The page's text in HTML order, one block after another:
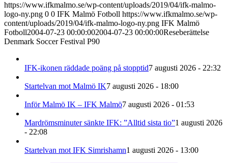
https://www.ifkmalmo.se/wp-content/uploads/2019/04/ifk-malmo-
logo-ny.png 0 0 IFK Malmö Fotboll https://www.ifkmalmo.se/wp-
content/uploads/2019/04/ifk-malmo-logo-ny.png IFK Malmö
Fotboll2004-07-23 00:00:002004-07-23 00:00:00Reseberättelse
Denmark Soccer Festival P90
IFK-ikonen räddade poäng på stopptid7 augusti 2026 - 22:32
Startelvan mot Malmö IK7 augusti 2026 - 18:00
Inför Malmö IK – IFK Malmö7 augusti 2026 - 01:53
Mardrömsminuter sänkte IFK: ”Alltid sista tio”1 augusti 2026
- 22:08
Startelvan mot IFK Simrishamn1 augusti 2026 - 13:00